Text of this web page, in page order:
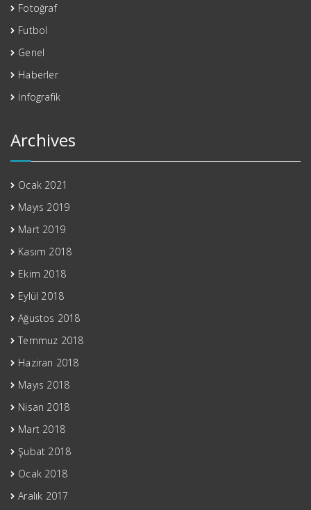
Fotoğraf
Futbol
Genel
Haberler
İnfografik
Archives
Ocak 2021
Mayıs 2019
Mart 2019
Kasım 2018
Ekim 2018
Eylül 2018
Ağustos 2018
Temmuz 2018
Haziran 2018
Mayıs 2018
Nisan 2018
Mart 2018
Şubat 2018
Ocak 2018
Aralık 2017